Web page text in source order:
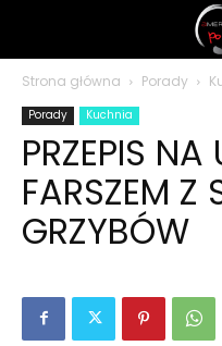
polsku
Strona główna Porady
Porady Kuchnia
PRZEPIS NA
FARSZEM Z
GRZYBÓW